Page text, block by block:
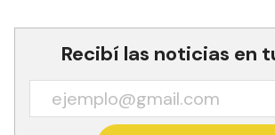
Recibí las noticias en